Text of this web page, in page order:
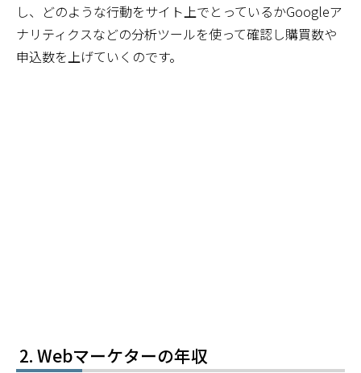
し、どのような行動をサイト上でとっているかGoogleア
ナリティクスなどの分析ツールを使って確認し購買数や
申込数を上げていくのです。
Webマーケターの年収